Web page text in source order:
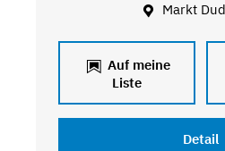
Markt
Auf meine
Liste
Detail